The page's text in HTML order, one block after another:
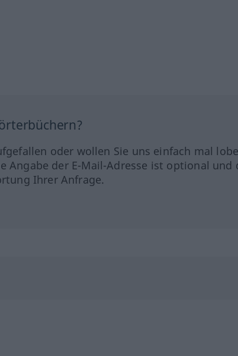
oder wollen Sie uns einfach mal
Angabe der E-Mail-Adresse ist optional und
Ihrer Anfrage.